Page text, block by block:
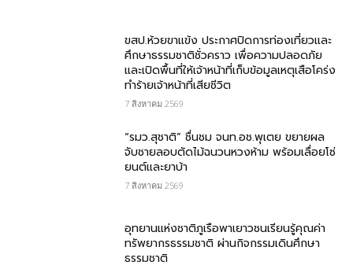
ขสป.ห้วยขาแข้ง ประกาศปิดการท่องเที่ยวและ
ศึกษาธรรมชาติชั่วคราว เพื่อความปลอดภัย
และเปิดพื้นที่ให้เจ้าหน้าที่เก็บข้อมูลเหตุเสือโคร่ง
ทำร้ายเจ้าหน้าที่เสียชีวิต
7 สิงหาคม 2569
“รมว.สุชาติ” ชื่นชม​ จนท.อช.พุเตย​ ขยายผล
จับชายลอบตัดไม้ฉนวนหวงห้าม พร้อมเลื่อยโซ่
ยนต์และยาบ้า
7 สิงหาคม 2569
อุทยานแห่งชาติภูเรือพาเยาวชนเรียนรู้คุณค่า
ทรัพยากรธรรมชาติ ผ่านกิจกรรมเดินศึกษา
ธรรมชาติ